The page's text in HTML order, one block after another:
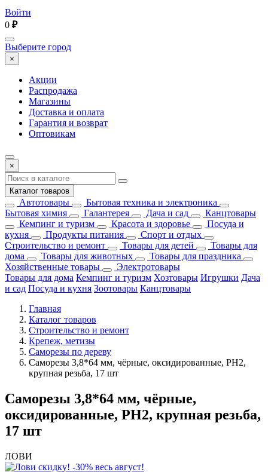
Войти
0 ₽
Выберите город
×
Акции
Распродажа
Магазины
Доставка и оплата
Гарантия и возврат
Оптовикам
×
Каталог товаров
Автотовары
Бытовая техника и электроника
Бытовая химия
Галантерея Дача и сад
Канцтовары
Кемпинг и туризм
Красота и здоровье
Посуда и
кухня
Продукты питания
Спорт и отдых
Строительство и ремонт
Товары для детей
Товары для
дома
Товары для животных
Товары для праздника
Хозяйственные товары
Электротовары
Товары для дома Кемпинг и туризм Хозтовары Игрушки Дача
и сад Посуда и кухня Зоотовары Канцтовары
Главная
Каталог товаров
Строительство и ремонт
Крепеж, метизы
Саморезы по дереву
Саморезы 3,8*64 мм, чёрные, оксидированные, РН2,
крупная резьба, 17 шт
Саморезы 3,8*64 мм, чёрные,
оксидированные, РН2, крупная резьба,
17 шт
ЛОВИ